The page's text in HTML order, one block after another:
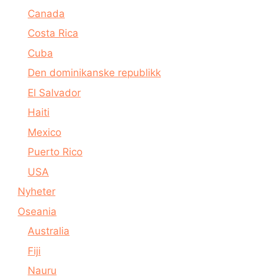
Canada
Costa Rica
Cuba
Den dominikanske republikk
El Salvador
Haiti
Mexico
Puerto Rico
USA
Nyheter
Oseania
Australia
Fiji
Nauru